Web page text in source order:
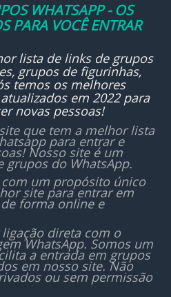
WHATSAPP - OS
PARA VOCÊ ENTRAR
lista de links de grupos
grupos de figurinhas,
temos os melhores
em 2022 para
novas pessoas!
que tem a melhor lista
para entrar e
Nosso site é um
grupos do WhatsApp.
um propósito único
site para entrar em
forma online e
direta com o
WhatsApp. Somos um
a entrada em grupos
em nosso site. Não
ou sem permissão